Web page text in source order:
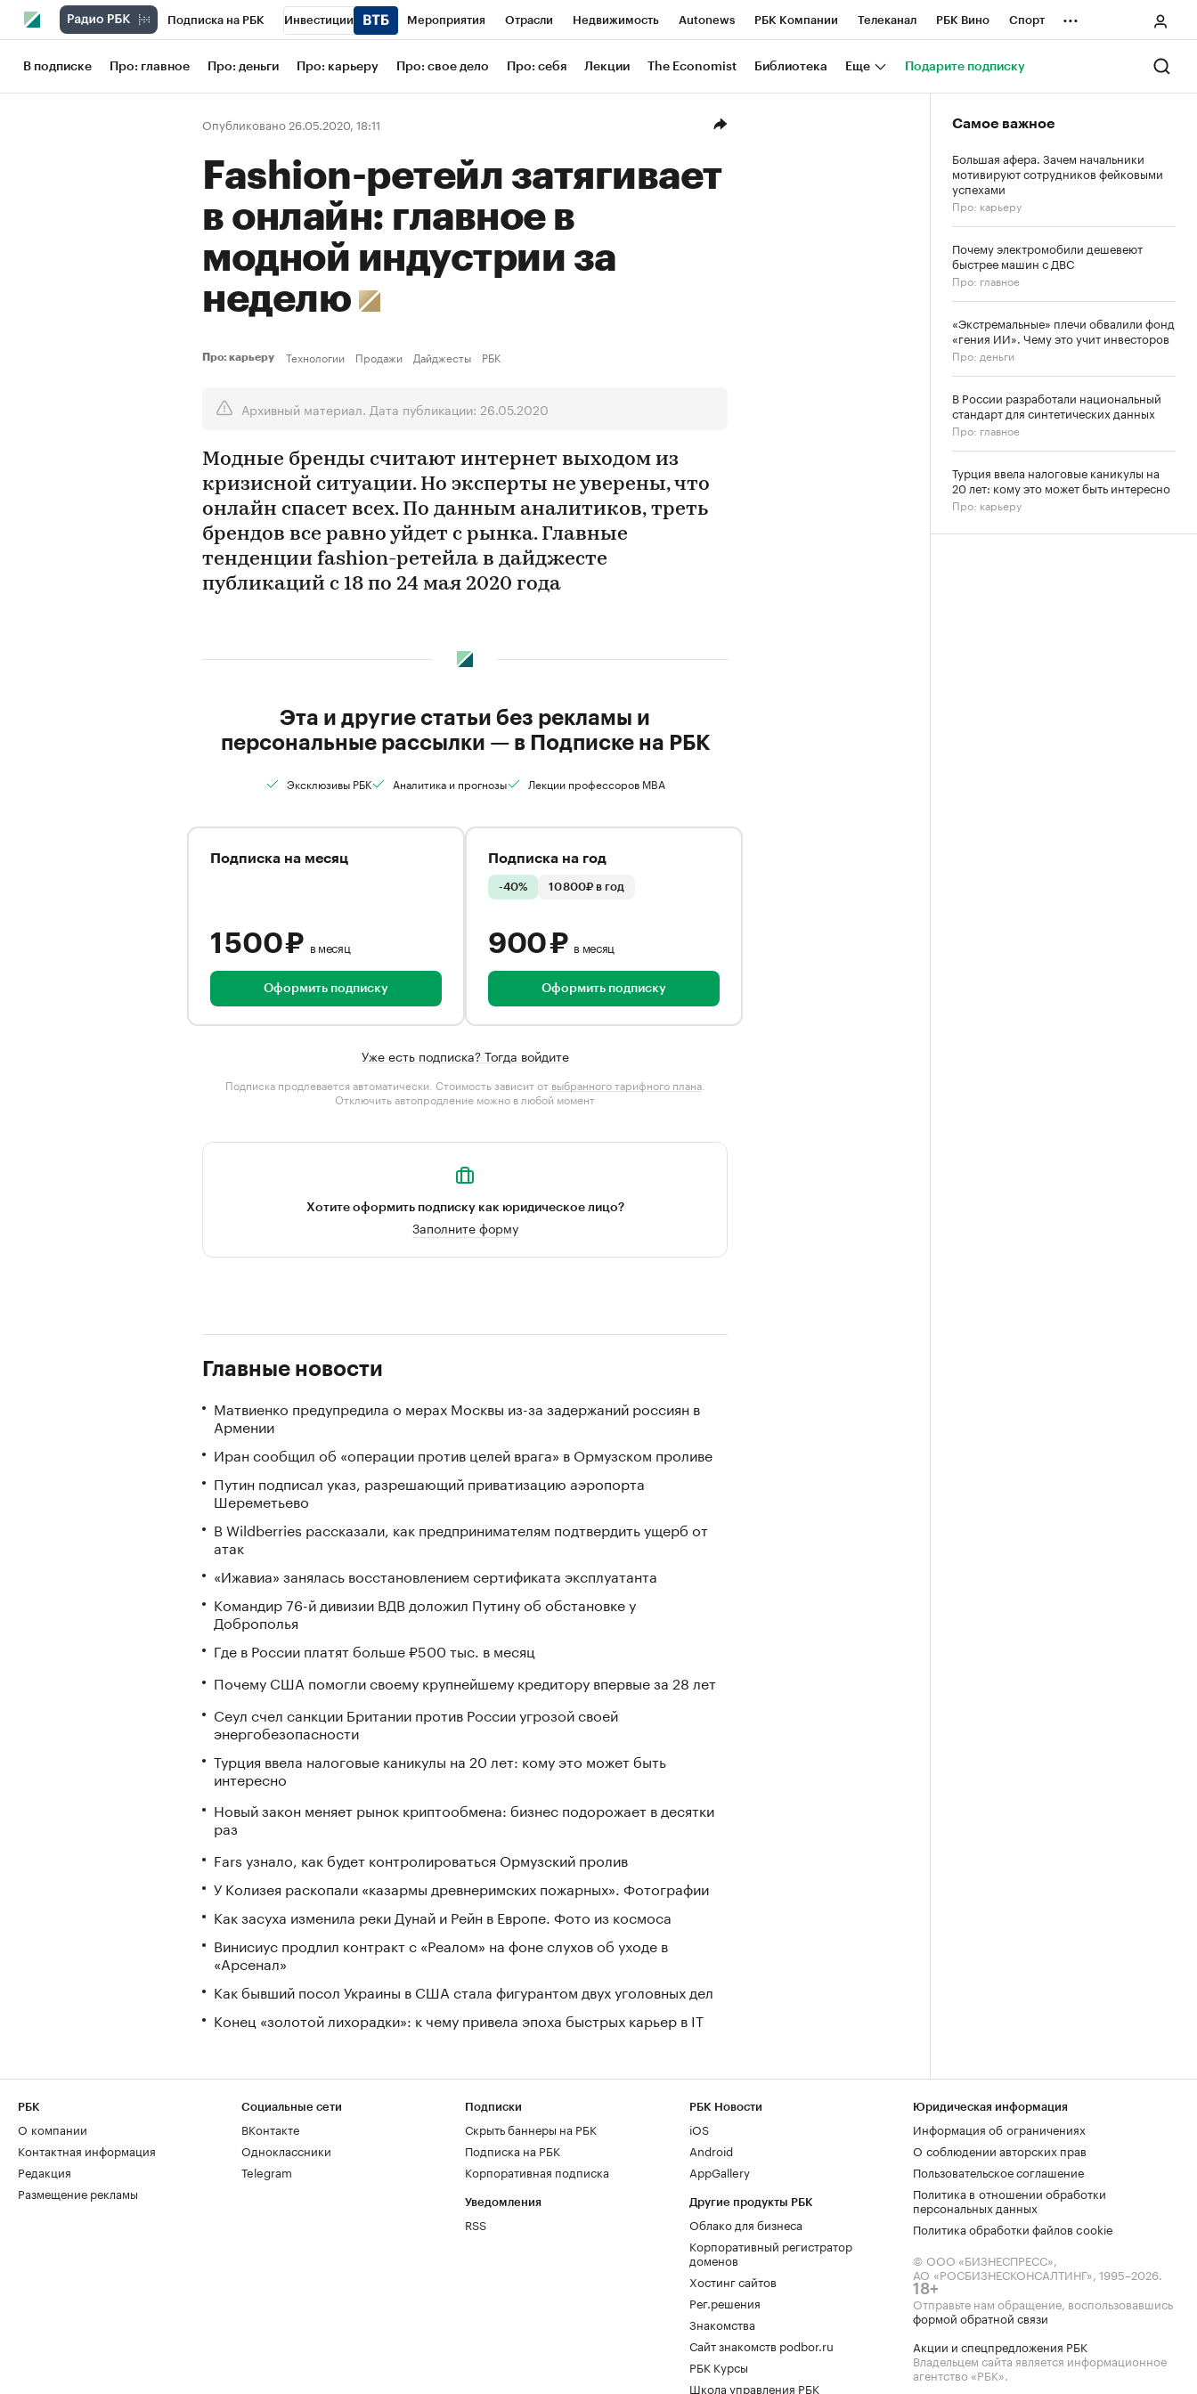
Подписка на РБК Инвестиции Мероприятия Отрасли Недвижимость Autonews РБК Компании Телеканал РБК Вино Спорт
Школа управления РБК РБК Образование РБК Life Тренды Визионеры Национальные проекты Город
Рынок наличной валюты
...
В подписке Про: главное Про: деньги Про: карьеру Про: свое дело Про: себя Лекции The Economist Библиотека Еще Подарите подписку
Опубликовано 26.05.2020, 18:11
Fashion-ретейл затягивает
в онлайн: главное в
модной индустрии за
неделю
Про: карьеру Технологии Продажи Дайджесты РБК
Архивный материал. Дата публикации: 26.05.2020
Модные бренды считают интернет выходом из
кризисной ситуации. Но эксперты не уверены, что
онлайн спасет всех. По данным аналитиков, треть
брендов все равно уйдет с рынка. Главные
тенденции fashion-ретейла в дайджесте
публикаций с 18 по 24 мая 2020 года
Эта и другие статьи без рекламы и
персональные рассылки — в Подписке на РБК
Эксклюзивы РБК Аналитика и прогнозы Лекции профессоров MBA
Подписка на месяц
1 500 ₽ в месяц
Оформить подписку
Подписка на год
-40% 10 800₽ в год
900 ₽ в месяц
Оформить подписку
Уже есть подписка? Тогда войдите
Подписка продлевается автоматически. Стоимость зависит от выбранного тарифного плана.
Отключить автопродление можно в любой момент
Хотите оформить подписку как юридическое лицо?
Заполните форму
Главные новости
Матвиенко предупредила о мерах Москвы из-за задержаний россиян в
Армении
Иран сообщил об «операции против целей врага» в Ормузском проливе
Путин подписал указ, разрешающий приватизацию аэропорта
Шереметьево
В Wildberries рассказали, как предпринимателям подтвердить ущерб от
атак
«Ижавиа» занялась восстановлением сертификата эксплуатанта
Командир 76-й дивизии ВДВ доложил Путину об обстановке у
Доброполья
Где в России платят больше ₽500 тыс. в месяц
Почему США помогли своему крупнейшему кредитору впервые за 28 лет
Сеул счел санкции Британии против России угрозой своей
энергобезопасности
Турция ввела налоговые каникулы на 20 лет: кому это может быть
интересно
Новый закон меняет рынок криптообмена: бизнес подорожает в десятки
раз
Fars узнало, как будет контролироваться Ормузский пролив
У Колизея раскопали «казармы древнеримских пожарных». Фотографии
Как засуха изменила реки Дунай и Рейн в Европе. Фото из космоса
Винисиус продлил контракт с «Реалом» на фоне слухов об уходе в
«Арсенал»
Как бывший посол Украины в США стала фигурантом двух уголовных дел
Конец «золотой лихорадки»: к чему привела эпоха быстрых карьер в IT
Самое важное
Большая афера. Зачем начальники
мотивируют сотрудников фейковыми
успехами
Про: карьеру
Почему электромобили дешевеют
быстрее машин с ДВС
Про: главное
«Экстремальные» плечи обвалили фонд
«гения ИИ». Чему это учит инвесторов
Про: деньги
В России разработали национальный
стандарт для синтетических данных
Про: главное
Турция ввела налоговые каникулы на
20 лет: кому это может быть интересно
Про: карьеру
РБК
О компании
Контактная информация
Редакция
Размещение рекламы
Социальные сети
ВКонтакте
Одноклассники
Telegram
Подписки
Скрыть баннеры на РБК
Подписка на РБК
Корпоративная подписка
Уведомления
RSS
РБК Новости
iOS
Android
AppGallery
Другие продукты РБК
Облако для бизнеса
Корпоративный регистратор
доменов
Хостинг сайтов
Рег.решения
Знакомства
Сайт знакомств podbor.ru
РБК Курсы
Школа управления РБК
Юридическая информация
Информация об ограничениях
О соблюдении авторских прав
Пользовательское соглашение
Политика в отношении обработки
персональных данных
Политика обработки файлов cookie
© ООО «БИЗНЕСПРЕСС»,
АО «РОСБИЗНЕСКОНСАЛТИНГ», 1995–2026.
18+
Отправьте нам обращение, воспользовавшись
формой обратной связи
Акции и спецпредложения РБК
Владельцем сайта является информационное
агентство «РБК».